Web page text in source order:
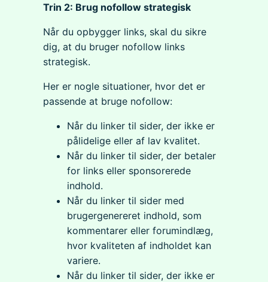
Trin 2: Brug nofollow strategisk
Når du opbygger links, skal du sikre
dig, at du bruger nofollow links
strategisk.
Her er nogle situationer, hvor det er
passende at bruge nofollow:
Når du linker til sider, der ikke er
pålidelige eller af lav kvalitet.
Når du linker til sider, der betaler
for links eller sponsorerede
indhold.
Når du linker til sider med
brugergenereret indhold, som
kommentarer eller forumindlæg,
hvor kvaliteten af indholdet kan
variere.
Når du linker til sider, der ikke er